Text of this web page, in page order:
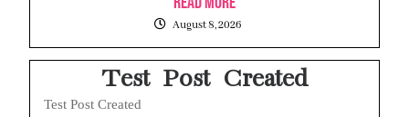
August 8, 2026
Test Post Created
Test Post Created